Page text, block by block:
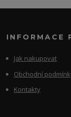
INFORMACE
Jak nakupovat
Obchodní
Kontakty